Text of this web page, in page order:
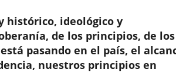
histórico, ideológico y
de los principios, de los
pasando en el país, el
nuestros principios en